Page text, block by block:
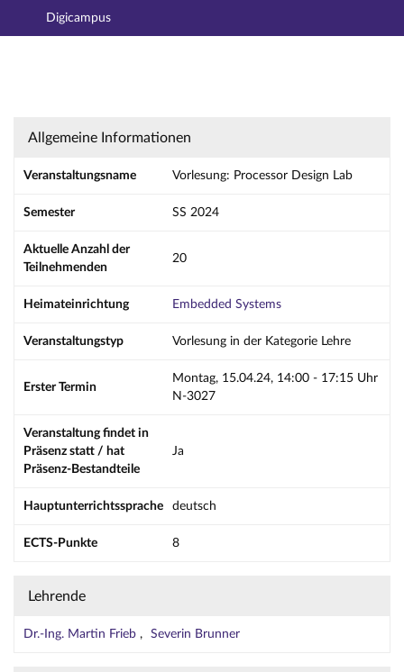
Hauptnavigation
Digicampus
Vorlesung: Processor Design Lab - Details
Allgemeine Informationen
Veranstaltungsname Vorlesung: Processor Design Lab
Semester SS 2024
Aktuelle Anzahl der
Teilnehmenden
20
Heimateinrichtung Embedded Systems
Veranstaltungstyp Vorlesung in der Kategorie Lehre
Erster Termin
Montag, 15.04.24, 14:00 - 17:15 Uhr
N-3027
Veranstaltung findet in
Präsenz statt / hat
Präsenz-Bestandteile
Ja
Hauptunterrichtssprache deutsch
ECTS-Punkte 8
Lehrende
Dr.-Ing. Martin Frieb Severin Brunner